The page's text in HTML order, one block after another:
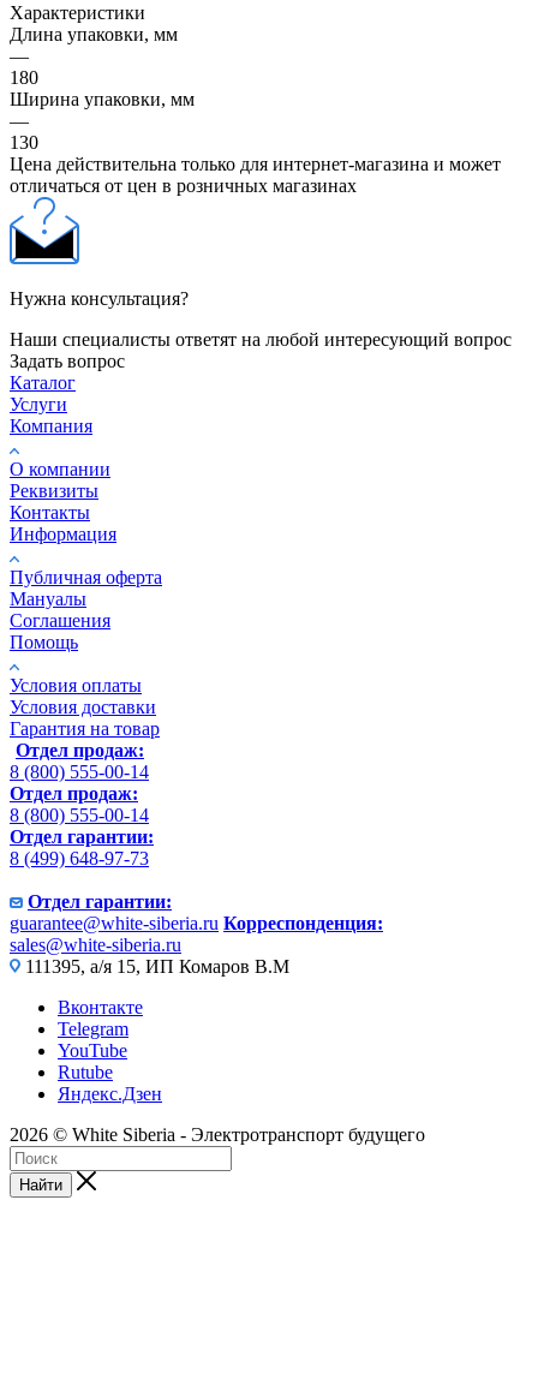
Характеристики
Длина упаковки, мм
—
180
Ширина упаковки, мм
—
130
Цена действительна только для интернет-магазина и может
отличаться от цен в розничных магазинах
Нужна консультация?
Наши специалисты ответят на любой интересующий вопрос
Задать вопрос
Каталог
Услуги
Компания
О компании
Реквизиты
Контакты
Информация
Публичная оферта
Мануалы
Соглашения
Помощь
Условия оплаты
Условия доставки
Гарантия на товар
Отдел продаж:
8 (800) 555-00-14
Отдел продаж:
8 (800) 555-00-14
Отдел гарантии:
8 (499) 648-97-73
Отдел гарантии:
guarantee@white-siberia.ru Корреспонденция:
sales@white-siberia.ru
111395, а/я 15, ИП Комаров В.М
Вконтакте
Telegram
YouTube
Rutube
Яндекс.Дзен
2026 © White Siberia - Электротранспорт будущего
Найти